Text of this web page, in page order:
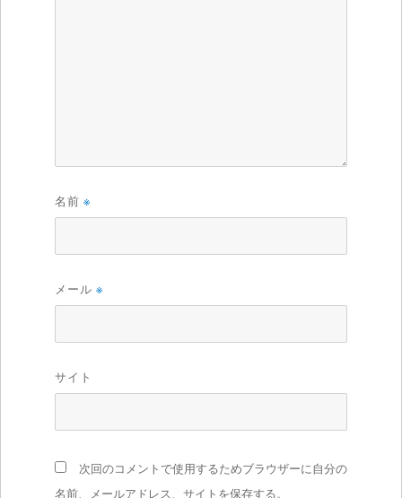
名前 ※
メール ※
サイト
次回のコメントで使用するためブラウザーに自分の
名前、メールアドレス、サイトを保存する。